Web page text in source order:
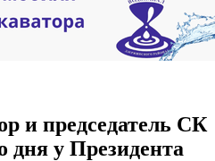
и председатель СК
дня у Президента